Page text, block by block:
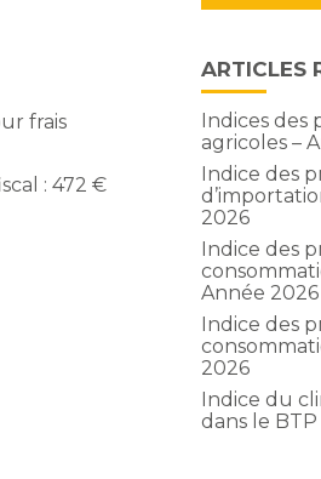
frais
: 472 €
ARTICLES
Indices des
agricoles –
Indice des
2026
Indice des
Année 2026
Indice des
2026
Indice du
dans le